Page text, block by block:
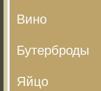
Вино
Бутерброды
Яйцо